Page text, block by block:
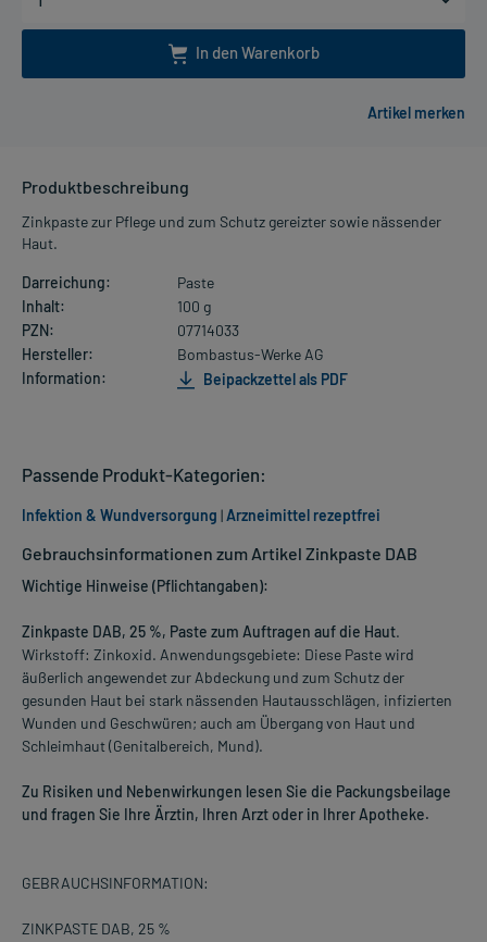
In den Warenkorb
Produktbeschreibung
Zinkpaste zur Pflege und zum Schutz gereizter sowie nässender
Haut.
Darreichung:
Paste
Inhalt:
100 g
PZN:
07714033
Hersteller:
Bombastus-Werke AG
Information:
Beipackzettel als PDF
Gebrauchsinformationen zum Artikel Zinkpaste DAB
Wichtige Hinweise (Pflichtangaben):
Zinkpaste DAB, 25 %, Paste zum Auftragen auf die Haut.
Wirkstoff: Zinkoxid. Anwendungsgebiete: Diese Paste wird
äußerlich angewendet zur Abdeckung und zum Schutz der
gesunden Haut bei stark nässenden Hautausschlägen, infizierten
Wunden und Geschwüren; auch am Übergang von Haut und
Schleimhaut (Genitalbereich, Mund).
Zu Risiken und Nebenwirkungen lesen Sie die Packungsbeilage
und fragen Sie Ihre Ärztin, Ihren Arzt oder in Ihrer Apotheke.
GEBRAUCHSINFORMATION:
ZINKPASTE DAB, 25 %
Passende Produkt-Kategorien:
Infektion & Wundversorgung |Arzneimittel rezeptfrei